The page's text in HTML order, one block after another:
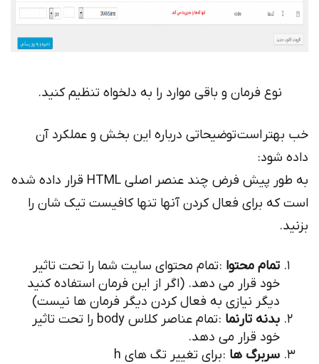
نوع فرمان و باقی موارد را به دلخواه تنظیم کنید.
است توضیحاتی درباره این بخش و عملکرد آن
به طور پیش فرض چند عنصر اصلی HTML قرار داده شده
برای فعال کردن آنها تنها کافیست تیک شان را
تمام محتوا: تمام محتوای سایت شما را تحت تاثیر
خود قرار می دهد. (اگر از این فرمان استفاده کنید
دیگر نیازی به فعال کردن دیگر فرمان ها نیست)
بدنه تارنما
: تمام عناصر کلاس body را تحت تاثیر
خود قرار می دهد.
سربرگ ها: برای تغییر تگ های h